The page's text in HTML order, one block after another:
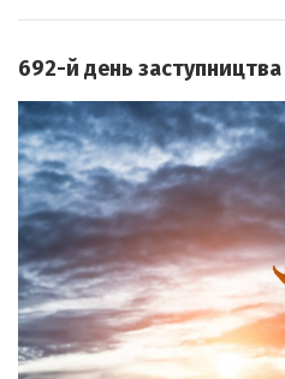
692-й день заступництва